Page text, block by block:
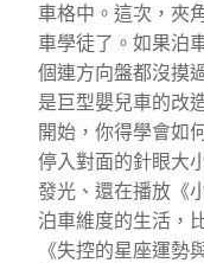
車格中。這次，夾
車學徒了。如果泊
個連方向盤都沒摸
是巨型嬰兒車的改
開始，你得學會如
停入對面的針眼大
發光、還在播放《
泊車維度的生活，
《失控的星座運勢